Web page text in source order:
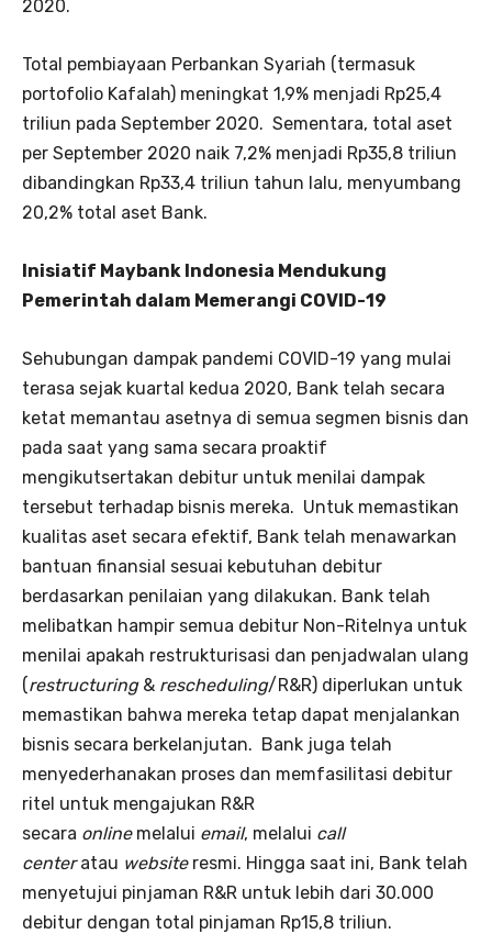
2020.
Total pembiayaan Perbankan Syariah (termasuk
portofolio Kafalah) meningkat 1,9% menjadi Rp25,4
triliun pada September 2020. Sementara, total aset
per September 2020 naik 7,2% menjadi Rp35,8 triliun
dibandingkan Rp33,4 triliun tahun lalu, menyumbang
20,2% total aset Bank.
Inisiatif Maybank Indonesia Mendukung
Pemerintah dalam Memerangi COVID-19
Sehubungan dampak pandemi COVID-19 yang mulai
terasa sejak kuartal kedua 2020, Bank telah secara
ketat memantau asetnya di semua segmen bisnis dan
pada saat yang sama secara proaktif
mengikutsertakan debitur untuk menilai dampak
tersebut terhadap bisnis mereka. Untuk memastikan
kualitas aset secara efektif, Bank telah menawarkan
bantuan finansial sesuai kebutuhan debitur
berdasarkan penilaian yang dilakukan. Bank telah
melibatkan hampir semua debitur Non-Ritelnya untuk
menilai apakah restrukturisasi dan penjadwalan ulang
(restructuring& rescheduling/R&R) diperlukan untuk
memastikan bahwa mereka tetap dapat menjalankan
bisnis secara berkelanjutan. Bank juga telah
menyederhanakan proses dan memfasilitasi debitur
ritel untuk mengajukan R&R
secara onlinemelalui email, melalui call
centeratau websiteresmi. Hingga saat ini, Bank telah
menyetujui pinjaman R&R untuk lebih dari 30.000
debitur dengan total pinjaman Rp15,8 triliun.